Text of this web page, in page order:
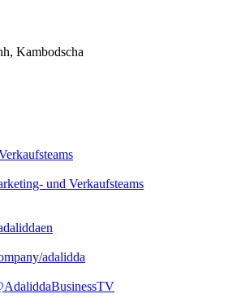
Kambodscha
und Verkaufsteams
adalidda